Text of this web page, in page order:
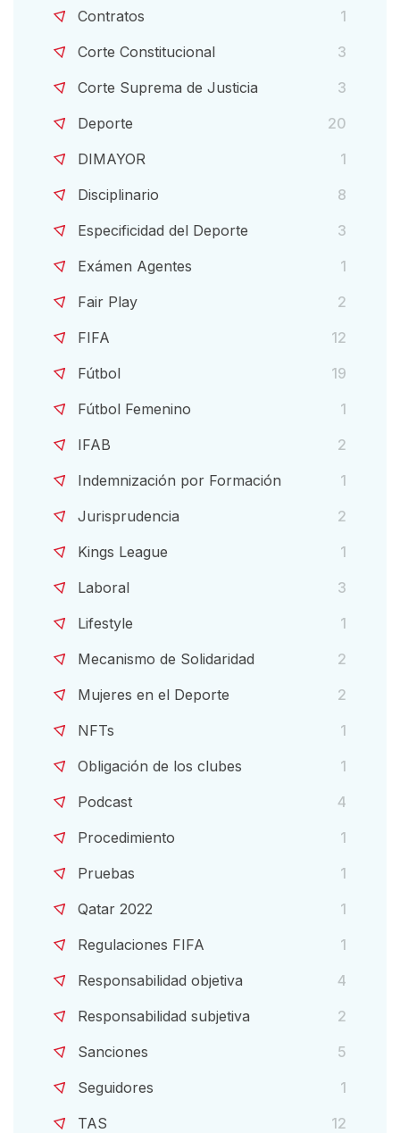
Contratos
1
Corte Constitucional
3
Corte Suprema de Justicia
3
Deporte
20
DIMAYOR
1
Disciplinario
8
Especificidad del Deporte
3
Exámen Agentes
1
Fair Play
2
FIFA
12
Fútbol
19
Fútbol Femenino
1
IFAB
2
Indemnización por Formación
1
Jurisprudencia
2
Kings League
1
Laboral
3
Lifestyle
1
Mecanismo de Solidaridad
2
Mujeres en el Deporte
2
NFTs
1
Obligación de los clubes
1
Podcast
4
Procedimiento
1
Pruebas
1
Qatar 2022
1
Regulaciones FIFA
1
Responsabilidad objetiva
4
Responsabilidad subjetiva
2
Sanciones
5
Seguidores
1
TAS
12